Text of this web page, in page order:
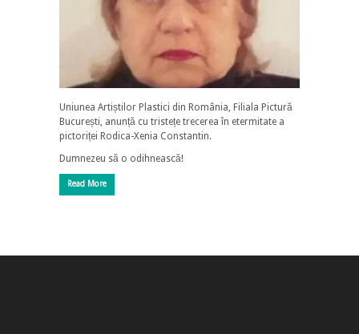
Uniunea Artiștilor Plastici din România, Filiala Pictură
București, anunță cu tristețe trecerea în etermitate a
pictoriței Rodica-Xenia Constantin.
Dumnezeu să o odihnească!
Read More